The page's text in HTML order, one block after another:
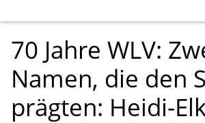
70 Jahre WLV:
Namen, die den
prägten: Heidi-